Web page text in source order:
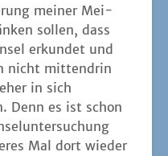
mei­ner Mei­
sol­len, dass
erkun­det und
nicht mit­ten­drin
in sich
Denn es ist schon
Mal dort wie­der